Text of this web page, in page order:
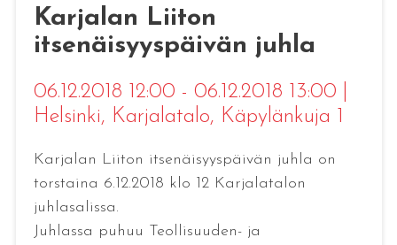
Karjalan Liiton
itsenäisyyspäivän juhla
06.12.2018 12:00 - 06.12.2018 13:00
Helsinki, Karjalatalo, Käpylänkuja 1
Karjalan Liiton itsenäisyyspäivän juhla on
torstaina 6.12.2018 klo 12 Karjalatalon
juhlasalissa.
Juhlassa puhuu Teollisuuden- ja